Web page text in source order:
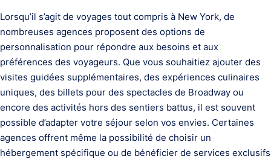
Lorsqu’il s’agit de voyages tout compris à New York, de
nombreuses agences proposent des options de
personnalisation pour répondre aux besoins et aux
préférences des voyageurs. Que vous souhaitiez ajouter des
visites guidées supplémentaires, des expériences culinaires
uniques, des billets pour des spectacles de Broadway ou
encore des activités hors des sentiers battus, il est souvent
possible d’adapter votre séjour selon vos envies. Certaines
agences offrent même la possibilité de choisir un
hébergement spécifique ou de bénéficier de services exclusifs